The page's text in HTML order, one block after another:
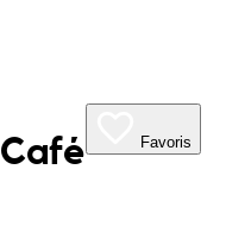
Favoris